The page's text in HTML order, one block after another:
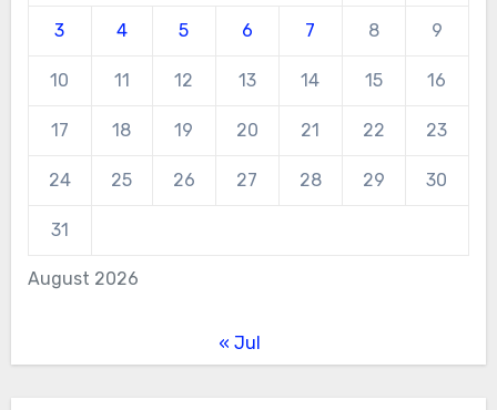
August 2026
3 4 5 6 7 8 9
10 11 12 13 14 15 16
17 18 19 20 21 22 23
24 25 26 27 28 29 30
31
« Jul